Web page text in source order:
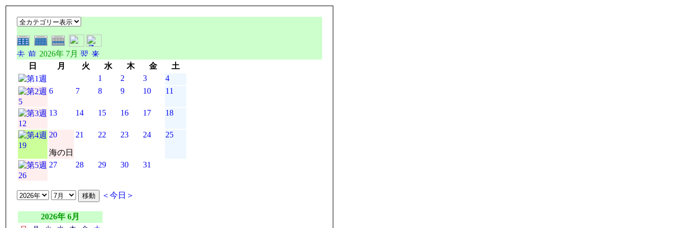
2026年 7月
日
月 火 水 木 金
土
1
2 3 4
5
6 7 8 9 10 11
12
13 14 15 16 17 18
19
20
海の日
21 22 23 24 25
26
27 28 29 30 31
＜今日＞
2026年 6月